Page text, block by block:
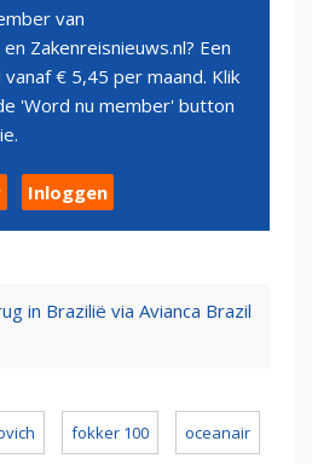
van
Zakenreisnieuws.nl? Een
€ 5,45 per maand. Klik
'Word nu member' button
Inloggen
in Brazilië via Avianca Brazil
fokker 100 oceanair